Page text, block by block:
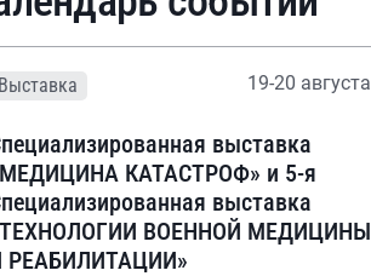
Выставка 19-20 августа
выставка
КАТАСТРОФ» и 5-я
выставка
ВОЕННОЙ МЕДИЦИНЫ
РЕАБИЛИТАЦИИ»